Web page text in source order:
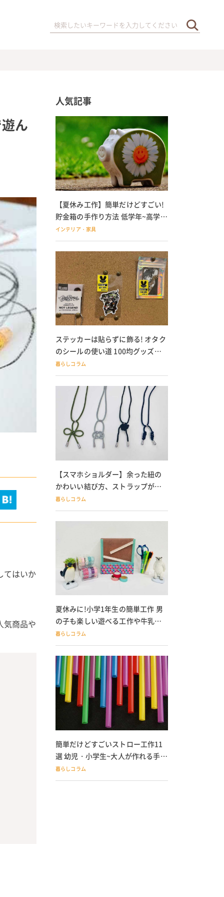
ん
てはいか
気商品や
人気記事
【夏休み工作】簡単だけどすごい!
貯金箱の手作り方法 低学年~高学年
の子どもにも
インテリア・家具
ステッカーは貼らずに飾る! オタク
のシールの使い道 100均グッズで
の飾り方も
暮らしコラム
【スマホショルダー】余った紐の
かわいい結び方、ストラップが落
ちる人必見
暮らしコラム
夏休みに!小学1年生の簡単工作 男
の子も楽しい遊べる工作や牛乳パ
ック貯金箱も
暮らしコラム
簡単だけどすごいストロー工作11
選 幼児・小学生~大人が作れる手作
りおもちゃ
暮らしコラム